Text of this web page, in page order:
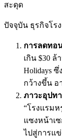
สะดุด
ปัจจุบัน ธุรกิจโร
การลดทอ
เกิน $30
Holidays
กว้างขึ้น อ
ภาวะอุปท
“โรงแรม
แซงหน้าเซ
ไปสู่การแ